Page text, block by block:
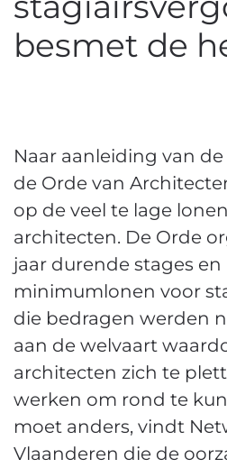
besmet de
Naar aanleiding van
de Orde van
op de veel te lage
architecten. De Orde
jaar durende stages
minimumlonen voor
die bedragen werden
aan de welvaart
architecten zich te
werken om rond te
moet anders, vindt
Vlaanderen die de